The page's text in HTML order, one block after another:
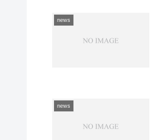
news
news